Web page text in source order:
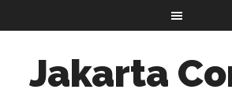
Jakarta